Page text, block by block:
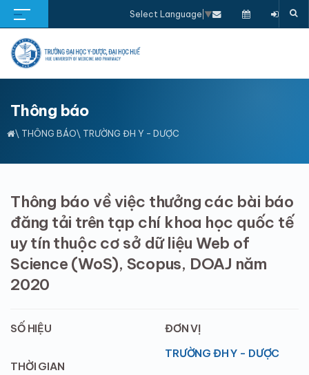
Select Language ▼
Thông báo
\ THÔNG BÁO\ TRƯỜNG ĐH Y - DƯỢC
Thông báo về việc thưởng các bài báo
đăng tải trên tạp chí khoa học quốc tế
uy tín thuộc cơ sở dữ liệu Web of
Science (WoS), Scopus, DOAJ năm
2020
SỐ HIỆU
ĐƠN VỊ
TRƯỜNG ĐH Y - DƯỢC
THỜI GIAN